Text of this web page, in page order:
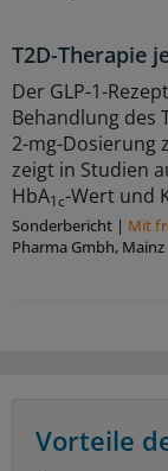
T2D-Therapie
Der GLP-1-
Behandlung des
2-mg-Dosierung
zeigt in Studien
HbA1c-Wert und
Sonderbericht | Mit
Pharma Gmbh, Mainz
Vorteile